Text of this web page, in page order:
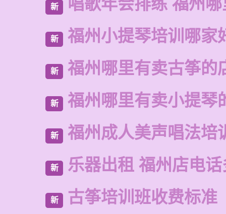
新 唱歌年会排练 福州
新 福州小提琴培训哪家
新 福州哪里有卖古筝的
新 福州哪里有卖小提琴
新 福州成人美声唱法培
新 乐器出租 福州店电
新 古筝培训班收费标准